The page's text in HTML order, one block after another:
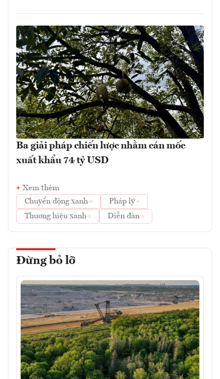
Ba giải pháp chiến lược nhằm cán mốc
xuất khẩu 74 tỷ USD
Xem thêm
Chuyển động xanh
Pháp lý
Thương hiệu xanh
Diễn đàn
Đừng bỏ lỡ